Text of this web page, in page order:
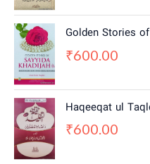
Golden Stories
₹600.00
₹600.00